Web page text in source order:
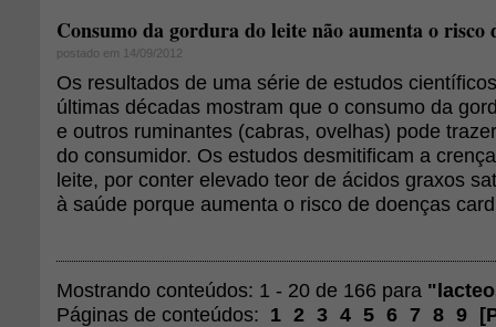
Consumo da gordura do leite não aumenta o risco
postado em 14/09/2012
Os resultados de uma série de estudos
últimas décadas mostram que o consumo da
e outros ruminantes (cabras, ovelhas) pode
do consumidor. Os estudos desmitificam a
leite, por conter elevado teor de ácidos graxos
à saúde porque aumenta o risco de doenças
Mostrando conteúdos: 1 - 20 de 166 para
Páginas de conteúdos: 1 2 3 4 5 6 7 8 9 [